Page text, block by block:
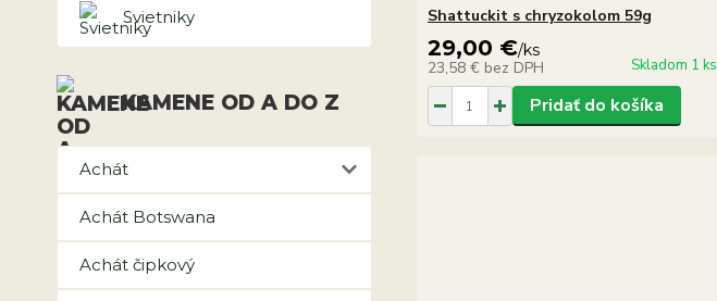
Svietniky
KAMENE OD A DO Z
Achát
Achát Botswana
Achát čipkový
Shattuckit s chryzokolom 59g
29,00 €/ks
23,58 € bez DPH Skladom 1 ks
Pridať do košíka